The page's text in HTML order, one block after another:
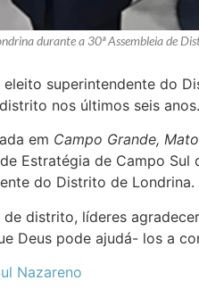
durante a 30ª Assembleia de
superintendente do
nos últimos seis anos.
em Campo Grande,
Estratégia de Campo
do Distrito de Londrina.
distrito, líderes
Deus pode ajudá- los a
Nazareno